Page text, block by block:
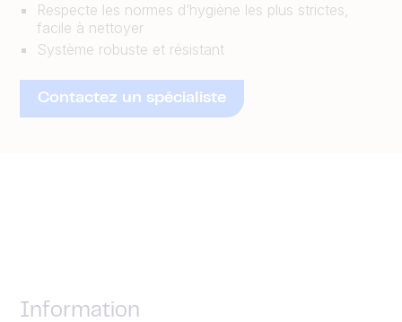
Respecte les normes d’hygiène les plus strictes,
facile à nettoyer
Système robuste et résistant
Contactez un spécialiste
Information